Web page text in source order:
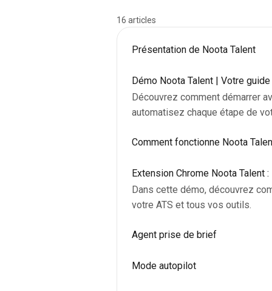
16 articles
Présentation de Noota Talent
Démo Noota Talent | Votre
Découvrez comment démarrer avec Noota
automatisez chaque étape de
Comment fonctionne Noota
Extension Chrome Noota Talent
Dans cette démo, découvrez
votre ATS et tous vos outils.
Agent prise de brief
Mode autopilot